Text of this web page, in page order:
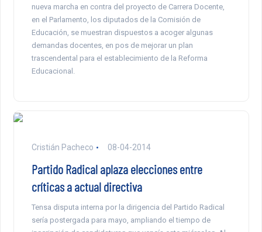
nueva marcha en contra del proyecto de Carrera Docente,
en el Parlamento, los diputados de la Comisión de
Educación, se muestran dispuestos a acoger algunas
demandas docentes, en pos de mejorar un plan
trascendental para el establecimiento de la Reforma
Educacional.
Cristián Pacheco 08-04-2014
Partido Radical aplaza elecciones entre
críticas a actual directiva
Tensa disputa interna por la dirigencia del Partido Radical
sería postergada para mayo, ampliando el tiempo de